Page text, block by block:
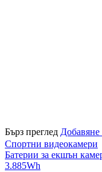
Бърз преглед Добавяне
Спортни видеокамери
Батерии за екшън
3.885Wh